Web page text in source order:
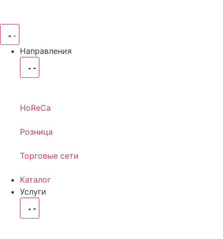
Направления
HoReCa
Розница
Торговые сети
Каталог
Услуги